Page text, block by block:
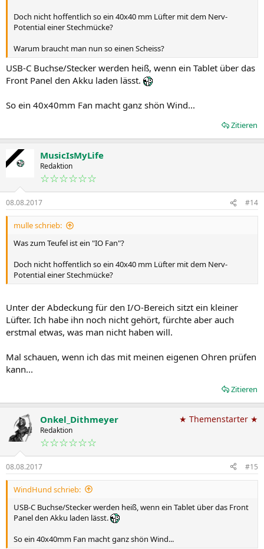
Doch nicht hoffentlich so ein 40x40 mm Lüfter mit dem Nerv-
Potential einer Stechmücke?
Warum braucht man nun so einen Scheiss?
USB-C Buchse/Stecker werden heiß, wenn ein Tablet über das
Front Panel den Akku laden lässt.
So ein 40x40mm Fan macht ganz shön Wind...
Zitieren
MusicIsMyLife
Redaktion
☆☆☆☆☆☆
08.08.2017 #14
mulle schrieb:
Was zum Teufel ist ein "IO Fan"?
Doch nicht hoffentlich so ein 40x40 mm Lüfter mit dem Nerv-
Potential einer Stechmücke?
Unter der Abdeckung für den I/O-Bereich sitzt ein kleiner
Lüfter. Ich habe ihn noch nicht gehört, fürchte aber auch
erstmal etwas, was man nicht haben will.
Mal schauen, wenn ich das mit meinen eigenen Ohren prüfen
kann...
Zitieren
Onkel_Dithmeyer
Redaktion
☆☆☆☆☆☆
★ Themenstarter ★
08.08.2017 #15
WindHund schrieb:
USB-C Buchse/Stecker werden heiß, wenn ein Tablet über das Front
Panel den Akku laden lässt.
So ein 40x40mm Fan macht ganz shön Wind...